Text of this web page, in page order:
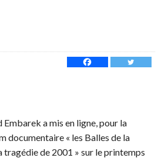
a mis en ligne, pour la
documentaire « les Balles de la
tragédie de 2001 » sur le printemps